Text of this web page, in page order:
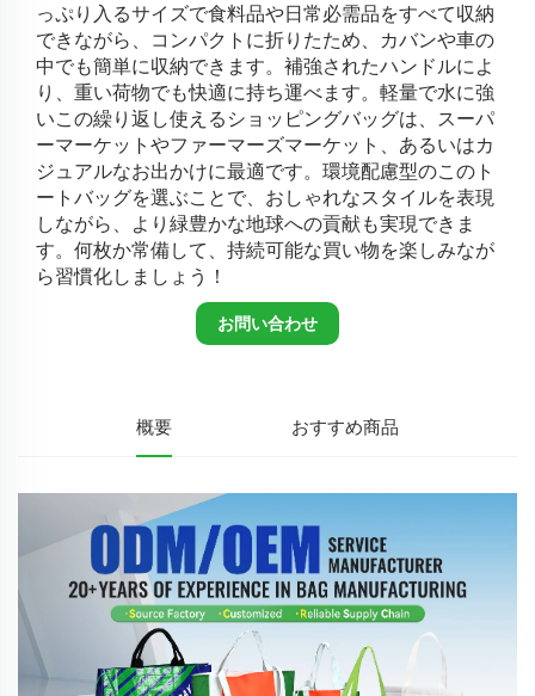
っぷり入るサイズで食料品や日常必需品をすべて収納
できながら、コンパクトに折りたため、カバンや車の
中でも簡単に収納できます。補強されたハンドルによ
り、重い荷物でも快適に持ち運べます。軽量で水に強
いこの繰り返し使えるショッピングバッグは、スーパ
ーマーケットやファーマーズマーケット、あるいはカ
ジュアルなお出かけに最適です。環境配慮型のこのト
ートバッグを選ぶことで、おしゃれなスタイルを表現
しながら、より緑豊かな地球への貢献も実現できま
す。何枚か常備して、持続可能な買い物を楽しみなが
ら習慣化しましょう！
お問い合わせ
概要 おすすめ商品